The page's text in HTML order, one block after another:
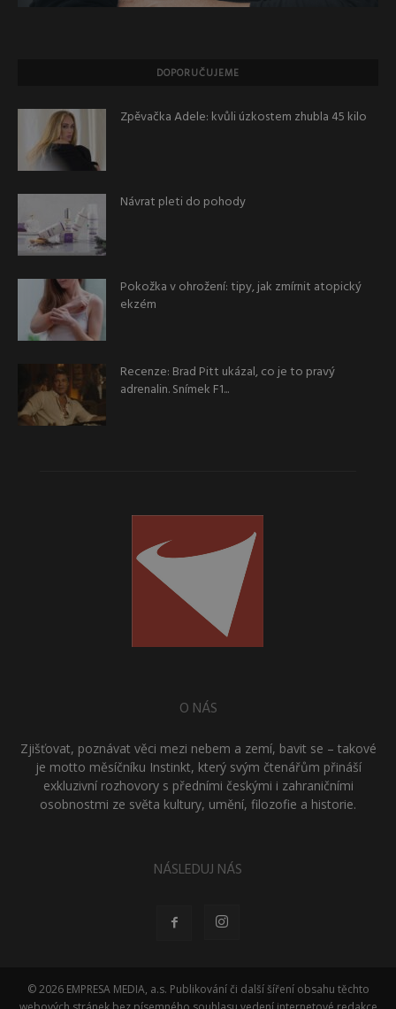
DOPORUČUJEME
Zpěvačka Adele: kvůli úzkostem zhubla 45 kilo
Návrat pleti do pohody
Pokožka v ohrožení: tipy, jak zmírnit atopický
ekzém
Recenze: Brad Pitt ukázal, co je to pravý
adrenalin. Snímek F1...
O NÁS
Zjišťovat, poznávat věci mezi nebem a zemí, bavit se – takové
je motto měsíčníku Instinkt, který svým čtenářům přináší
exkluzivní rozhovory s předními českými i zahraničními
osobnostmi ze světa kultury, umění, filozofie a historie.
NÁSLEDUJ NÁS
© 2026 EMPRESA MEDIA, a.s. Publikování či další šíření obsahu těchto